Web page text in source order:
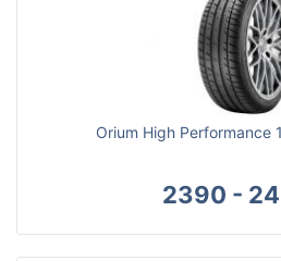
Orium High Performance
2390 -